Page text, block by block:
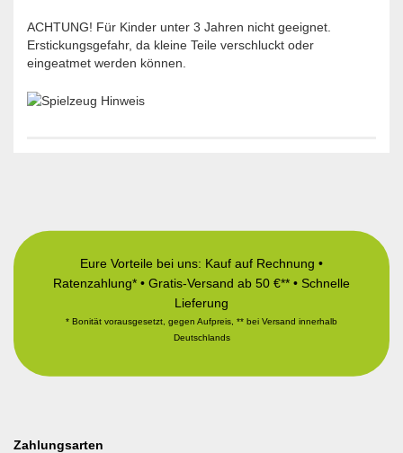
ACHTUNG! Für Kinder unter 3 Jahren nicht geeignet.
Erstickungsgefahr, da kleine Teile verschluckt oder
eingeatmet werden können.
Eure Vorteile bei uns: Kauf auf Rechnung •
Ratenzahlung* • Gratis-Versand ab 50 €** • Schnelle
Lieferung
* Bonität vorausgesetzt, gegen Aufpreis, ** bei Versand innerhalb
Deutschlands
Zahlungsarten